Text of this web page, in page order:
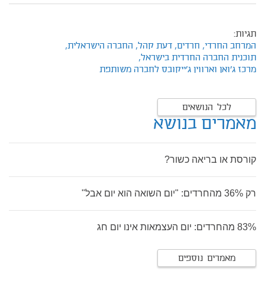
תגיות:
המרחב החרדי, חרדים, דעת קהל, החברה הישראלית,
תוכנית החברה החרדית בישראל,
מרכז ג'ואן וארווין ג'ייקובס לחברה משותפת
לכל הנושאים
מאמרים בנושא
קורסת או בריאה כשור?
רק 36% מהחרדים: "יום השואה הוא יום אבל"
83% מהחרדים: יום העצמאות אינו יום חג
מאמרים נוספים